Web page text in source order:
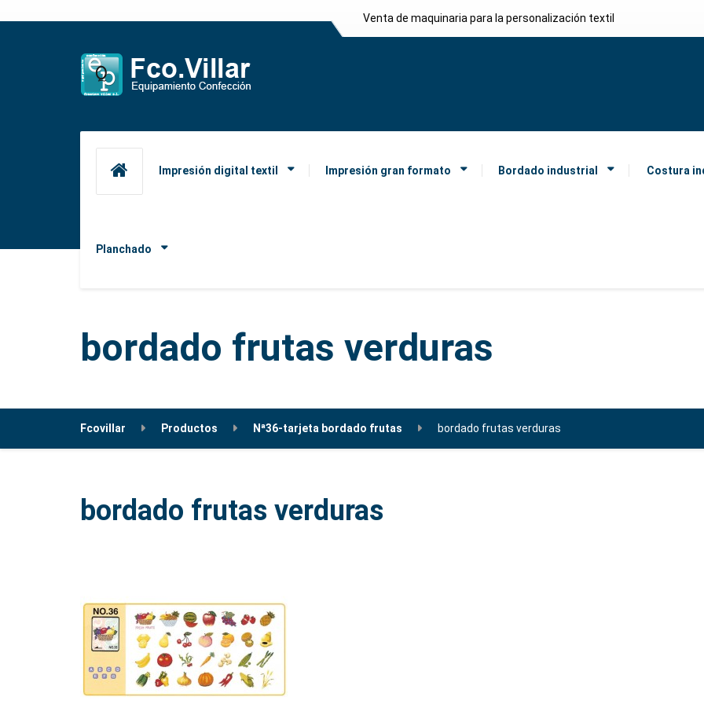
Venta de maquinaria para la personalización textil
Impresión digital textil Impresión gran formato Bordado industrial Costura
Planchado
bordado frutas verduras
Fcovillar Productos Nª36-tarjeta bordado frutas bordado frutas verduras
bordado frutas verduras